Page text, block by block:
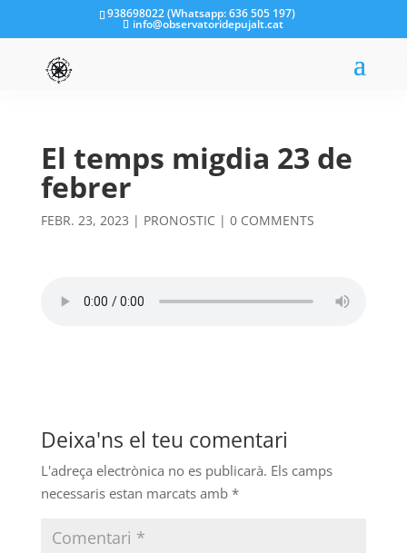
938698022 (Whatsapp: 636 505 197)
info@observatoridepujalt.cat
El temps migdia 23 de
febrer
FEBR. 23, 2023 | PRONOSTIC | 0 COMMENTS
Deixa'ns el teu comentari
L'adreça electrònica no es publicarà. Els camps
necessaris estan marcats amb *